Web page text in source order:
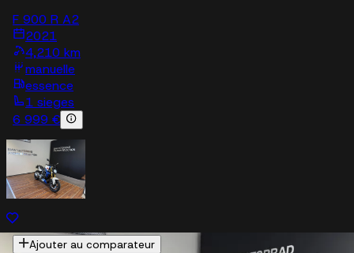
F 900 R A2
2021
4,210 km
manuelle
essence
1 sieges
6 999 €
Ajouter au comparateur